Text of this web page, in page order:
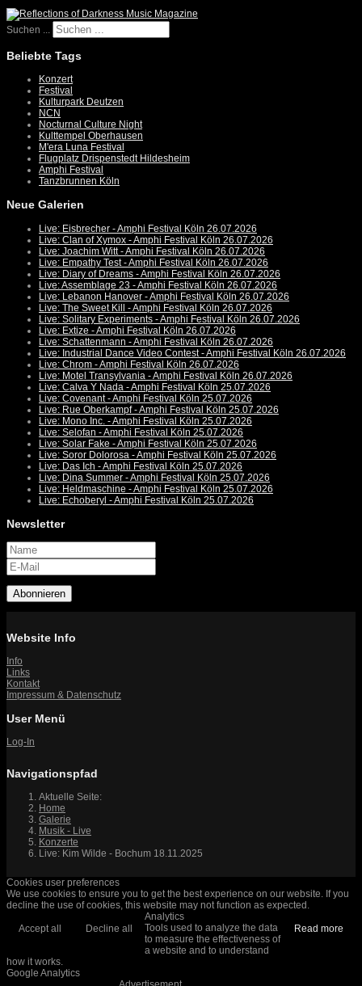
Suchen ...
Beliebte Tags
Konzert
Festival
Kulturpark Deutzen
NCN
Nocturnal Culture Night
Kulttempel Oberhausen
M'era Luna Festival
Flugplatz Drispenstedt Hildesheim
Amphi Festival
Tanzbrunnen Köln
Neue Galerien
Live: Eisbrecher - Amphi Festival Köln 26.07.2026
Live: Clan of Xymox - Amphi Festival Köln 26.07.2026
Live: Joachim Witt - Amphi Festival Köln 26.07.2026
Live: Empathy Test - Amphi Festival Köln 26.07.2026
Live: Diary of Dreams - Amphi Festival Köln 26.07.2026
Live: Assemblage 23 - Amphi Festival Köln 26.07.2026
Live: Lebanon Hanover - Amphi Festival Köln 26.07.2026
Live: The Sweet Kill - Amphi Festival Köln 26.07.2026
Live: Solitary Experiments - Amphi Festival Köln 26.07.2026
Live: Extize - Amphi Festival Köln 26.07.2026
Live: Schattenmann - Amphi Festival Köln 26.07.2026
Live: Industrial Dance Video Contest - Amphi Festival Köln 26.07.2026
Live: Chrom - Amphi Festival Köln 26.07.2026
Live: Motel Transylvania - Amphi Festival Köln 26.07.2026
Live: Calva Y Nada - Amphi Festival Köln 25.07.2026
Live: Covenant - Amphi Festival Köln 25.07.2026
Live: Rue Oberkampf - Amphi Festival Köln 25.07.2026
Live: Mono Inc. - Amphi Festival Köln 25.07.2026
Live: Selofan - Amphi Festival Köln 25.07.2026
Live: Solar Fake - Amphi Festival Köln 25.07.2026
Live: Soror Dolorosa - Amphi Festival Köln 25.07.2026
Live: Das Ich - Amphi Festival Köln 25.07.2026
Live: Dina Summer - Amphi Festival Köln 25.07.2026
Live: Heldmaschine - Amphi Festival Köln 25.07.2026
Live: Echoberyl - Amphi Festival Köln 25.07.2026
Newsletter
Abonnieren
Website Info
Info
Links
Kontakt
Impressum & Datenschutz
User Menü
Log-In
Navigationspfad
Aktuelle Seite:
Home
Galerie
Musik - Live
Konzerte
Live: Kim Wilde - Bochum 18.11.2025
Cookies user preferences
We use cookies to ensure you to get the best experience on our website. If you
decline the use of cookies, this website may not function as expected.
Accept all Decline all Read more
Analytics
Tools used to analyze the data
to measure the effectiveness of
a website and to understand
how it works.
Google Analytics